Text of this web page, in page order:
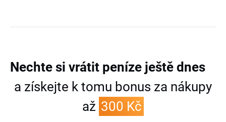
Nechte si vrátit peníze ještě dnes
a získejte k tomu bonus za nákupy
až 300 Kč